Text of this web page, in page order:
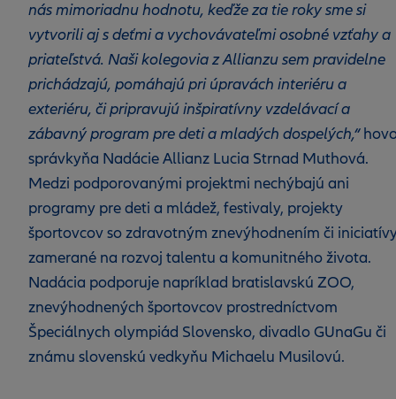
nás mimoriadnu hodnotu, keďže za tie roky sme si
vytvorili aj s deťmi a vychovávateľmi osobné vzťahy a
priateľstvá. Naši kolegovia z Allianzu sem pravidelne
prichádzajú, pomáhajú pri úpravách interiéru a
exteriéru, či pripravujú inšpiratívny vzdelávací a
zábavný program pre deti a mladých dospelých,“
správkyňa Nadácie Allianz Lucia Strnad Muthová.
Medzi podporovanými projektmi nechýbajú ani
programy pre deti a mládež, festivaly, projekty
športovcov so zdravotným znevýhodnením či
zamerané na rozvoj talentu a komunitného života.
Nadácia podporuje napríklad bratislavskú ZOO,
znevýhodnených športovcov prostredníctvom
Špeciálnych olympiád Slovensko, divadlo GUnaGu či
známu slovenskú vedkyňu Michaelu Musilovú.